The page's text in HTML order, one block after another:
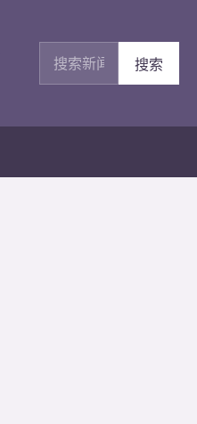
搜索新闻
搜索